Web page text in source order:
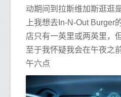
动期间到拉斯维加斯逛逛
上我想去In-N-Out Burger
店只有一英里或两英里，
至于我怀疑我会在午夜之
午六点